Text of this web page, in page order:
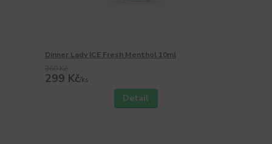
Dinner Lady ICE Fresh Menthol 10ml
299 Kč/ks
Detail